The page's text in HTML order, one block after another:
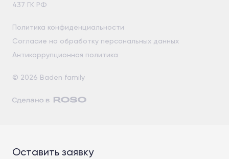
437 ГК РФ
Политика конфиденциальности
Согласие на обработку персональных данных
Антикоррупционная политика
© 2026 Baden family
Оставить заявку